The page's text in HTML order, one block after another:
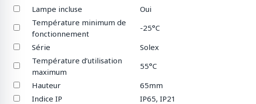
Lampe incluse
Oui
Température minimum de
fonctionnement
-25°C
Série
Solex
Température d’utilisation
maximum
55°C
Hauteur
65mm
Indice IP
IP65, IP21